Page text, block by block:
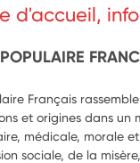
d'accueil,
Français
et origines dans un
médicale, morale
sociale, de la